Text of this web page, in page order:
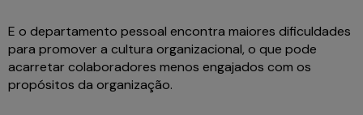
E o departamento pessoal encontra maiores dificuldades
para promover a cultura organizacional, o que pode
acarretar colaboradores menos engajados com os
propósitos da organização.